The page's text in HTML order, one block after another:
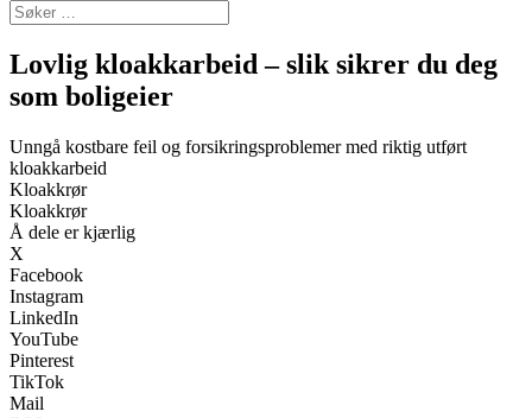
Lovlig kloakkarbeid – slik sikrer du deg
som boligeier
Unngå kostbare feil og forsikringsproblemer med riktig utført
kloakkarbeid
Kloakkrør
Kloakkrør
Å dele er kjærlig
X
Facebook
Instagram
LinkedIn
YouTube
Pinterest
TikTok
Mail